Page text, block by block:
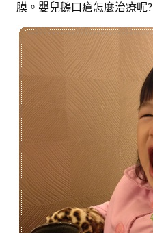
膜。嬰兒鵝口瘡怎麼治療呢?